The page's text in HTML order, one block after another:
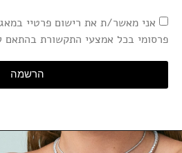
אני מאשר/ת את רישום פרטיי
פרסומי בכל אמצעי התקשורת בהתאם
הרשמה